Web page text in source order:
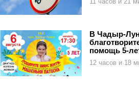
В Чадыр-
помощь 5-
12 часов и 18